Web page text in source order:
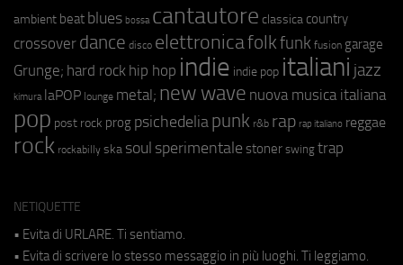
ambient beat blues bossa cantautore classica country
crossover dance disco elettronicafolkfunk fusion garage
Grunge; hard rock hip hop indie indie pop italiani jazz
kimura laPOP lounge metal; new wave nuova musica italiana
pop post rock prog psichedeliapunk r&b rap rap italiano reggae
rock rockabilly ska soul sperimentale stoner swing trap
NETIQUETTE
• Evita di URLARE. Ti sentiamo.
• Evita di scrivere lo stesso messaggio in più luoghi. Ti leggiamo.